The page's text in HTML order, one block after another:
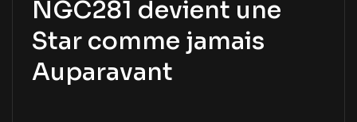
NGC281 devient une
Star comme jamais
Auparavant